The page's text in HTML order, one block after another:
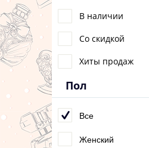
В наличии
Со скидкой
Хиты продаж
Пол
Все
Женский